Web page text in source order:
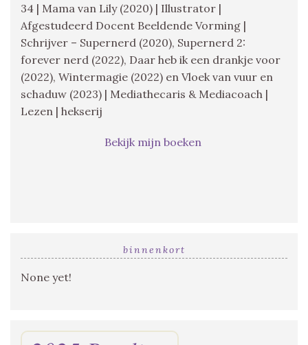
34 | Mama van Lily (2020) | Illustrator |
Afgestudeerd Docent Beeldende Vorming |
Schrijver – Supernerd (2020), Supernerd 2:
forever nerd (2022), Daar heb ik een drankje voor
(2022), Wintermagie (2022) en Vloek van vuur en
schaduw (2023) | Mediathecaris & Mediacoach |
Lezen | hekserij
Bekijk mijn boeken
binnenkort
None yet!